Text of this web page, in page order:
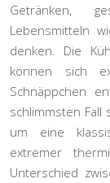
Getränken,
Lebensmitteln
denken. Die
können sich
Schnäppchen
schlimmsten Fall
um eine
extremer
Unterschied